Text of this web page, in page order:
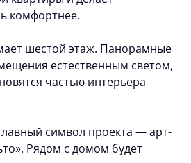
комфортнее.
шестой этаж. Панорамные
естественным светом,
частью интерьера
символ проекта — арт-
Рядом с домом будет